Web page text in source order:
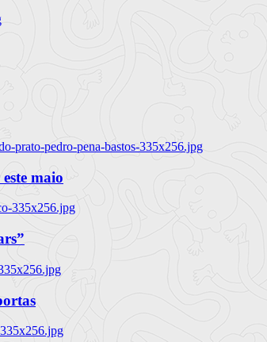
prato-pedro-pena-bastos-335x256.jpg
maio
335x256.jpg